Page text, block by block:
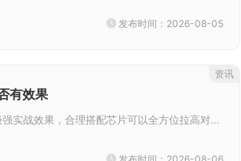
发布时间：2026-08-05
有效果
明日之后战术腰带在玩家对抗玩法中具备极强实战效果，合理搭配芯片可以全方位拉高对战输出上限与生存容错，无论单人决斗、小规模...
资讯